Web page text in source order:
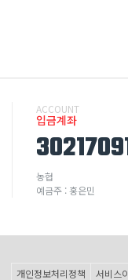
ACCOUNT
입금계좌
농협
예금주 : 홍은민
개인정보처리정책 서비스